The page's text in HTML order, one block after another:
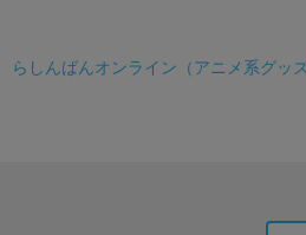
らしんばんオンライン（アニメ系グッ